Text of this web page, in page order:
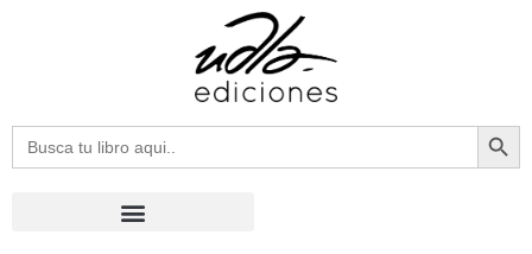
Buscar: